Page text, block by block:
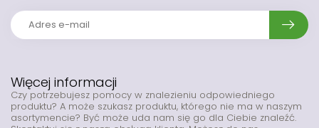
Więcej informacji
Czy potrzebujesz pomocy w znalezieniu odpowiedniego
produktu? A może szukasz produktu, którego nie ma w naszym
asortymencie? Być może uda nam się go dla Ciebie znaleźć.